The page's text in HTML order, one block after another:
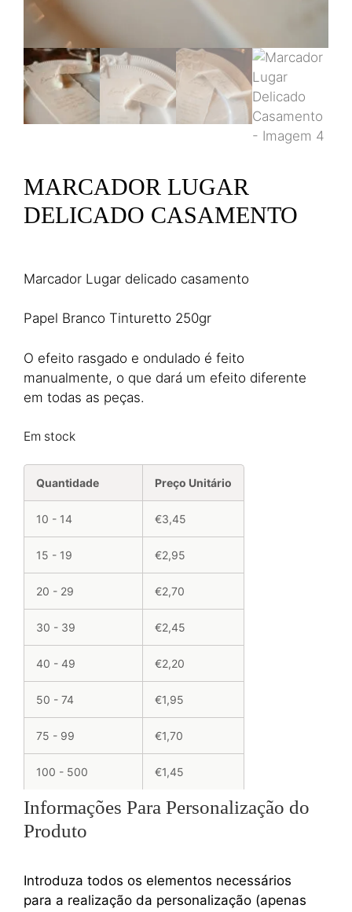
MARCADOR LUGAR
DELICADO CASAMENTO
Marcador Lugar delicado casamento
Papel Branco Tinturetto 250gr
O efeito rasgado e ondulado é feito
manualmente, o que dará um efeito diferente
em todas as peças.
Em stock
Quantidade Preço Unitário
10 - 14 €3,45
15 - 19 €2,95
20 - 29 €2,70
30 - 39 €2,45
40 - 49 €2,20
50 - 74 €1,95
75 - 99 €1,70
100 - 500 €1,45
Informações Para Personalização do
Produto
Introduza todos os elementos necessários
para a realização da personalização (apenas